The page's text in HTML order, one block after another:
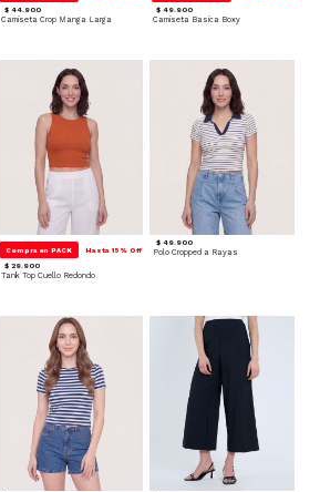
$ 44.900
Camiseta Crop Manga Larga
$ 49.900
Camiseta Basica Boxy
Compra en PACK Hasta 15% Off
$ 29.900
Tank Top Cuello Redondo
$ 49.900
Polo Cropped a Rayas